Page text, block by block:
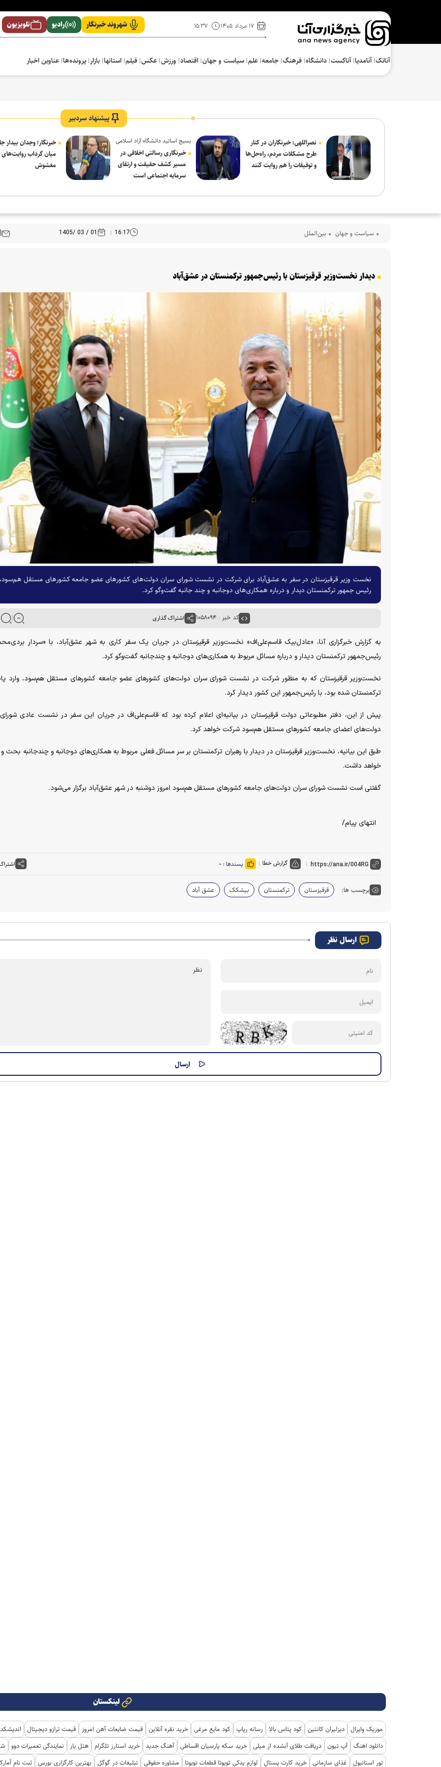
۱۷ مرداد ۱۴۰۵ ۱۵:۳۷ شهروند خبرنگار رادیو تلویزیون
آناتک آنامدیا آناکست دانشگاه فرهنگ‌ جامعه علم سیاست و جهان اقتصاد ورزش عکس فیلم استانها بازار پرونده‌ها عناوین اخبار
پیشنهاد سردبیر
نصراللهی: خبرنگاران در کنار
طرح مشکلات مردم، راه‌حل‌ها
و توفیقات را هم روایت کنند
بسیج اساتید دانشگاه آزاد اسلامی
در پیام روز خبرنگار:
خبرنگاری رسالتی اخلاقی در
مسیر کشف حقیقت و ارتقای
سرمایه اجتماعی است
خبرنگار؛ وجدان بیدار
میان گرداب روایت‌های
مغشوش
سیاست و جهان بین‌الملل 16:17
01 / 03 /1405
دیدار نخست‌وزیر قرقیزستان با رئیس‌جمهور ترکمنستان در عشق‌آباد
نخست وزیر قرقیزستان در سفر به عشق‌آباد برای شرکت در نشست شورای سران دولت‌های کشور‌های عضو جامعه کشور‌های مستقل هم‌سود،
رئیس جمهور ترکمنستان دیدار و درباره همکاری‌های دوجانبه و چند جانبه گفت‌و‌گو کرد.
کد خبر : ۱۰۵۸۰۹۴ اشتراک گذاری
به گزارش خبرگزاری آنا، «عادل‌بیک قاسم‌علی‌اف» نخست‌وزیر قرقیزستان در جریان یک سفر کاری به شهر عشق‌آباد، با «سردار
رئیس‌جمهور ترکمنستان دیدار و درباره مسائل مربوط به همکاری‌های دوجانبه و چندجانبه گفت‌و‌گو کرد.
نخست‌وزیر قرقیزستان که به منظور شرکت در نشست شورای سران دولت‌های کشور‌های عضو جامعه کشور‌های مستقل هم‌سود، وارد
ترکمنستان شده بود، با رئیس‌جمهور این کشور دیدار کرد.
پیش از این، دفتر مطبوعاتی دولت قرقیزستان در بیانیه‌ای اعلام کرده بود که قاسم‌علی‌اف در جریان این سفر در نشست عادی
دولت‌های اعضای جامعه کشور‌های مستقل هم‌سود شرکت خواهد کرد.
طبق این بیانیه، نخست‌وزیر قرقیزستان در دیدار با رهبران ترکمنستان بر سر مسائل فعلی مربوط به همکاری‌های دوجانبه و چندجانبه بحث و
خواهد داشت.
گفتنی است نشست شورای سران دولت‌های جامعه کشور‌های مستقل هم‌سود امروز دوشنبه در شهر عشق‌آباد برگزار می‌شود.
انتهای پیام/
گزارش خطا پسندها : ۰
برچسب ها: قرقیزستان ترکمنستان بیشکک عشق آباد
ارسال نظر
لینکستان
موزیک وایرال دیزلیران کانتین کود پتاس بالا رسانه رپاپ کود مایع مرغی خرید نقره آنلاین قیمت ضایعات آهن امروز قیمت ترازو دیجیتال
دانلود اهنگ آپ تیون دریافت طلای آبشده از میلی خرید سکه پارسیان اقساطی آهنگ جدید خرید استارز تلگرام هتل یار نمایندگی تعمیرات دوو
تور استانبول
غذای سازمانی خرید کارت پستال لوازم یدکی تویوتا قطعات تویوتا مشاوره حقوقی تبلیغات در گوگل بهترین کارگزاری بورس ثبت نام